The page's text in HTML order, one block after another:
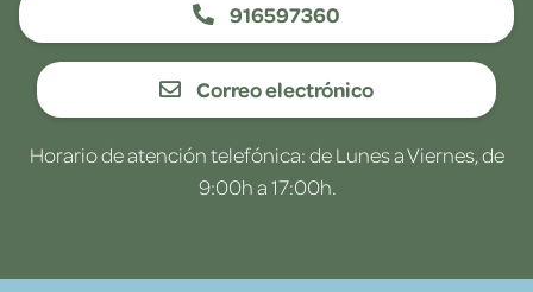
916597360
Correo electrónico
Horario de atención telefónica: de Lunes a Viernes, de
9:00h a 17:00h.